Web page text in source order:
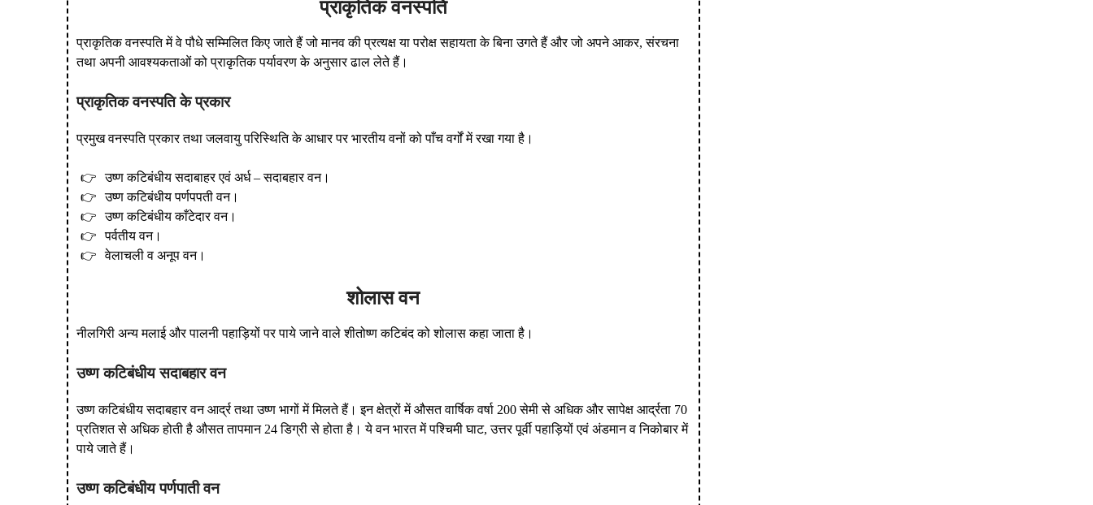
प्राकृतिक वनस्पति
प्राकृतिक वनस्पति में वे पौधे सम्मिलित किए जाते हैं जो मानव की प्रत्यक्ष या परोक्ष सहायता के बिना उगते हैं और जो अपने आकर, संरचना
तथा अपनी आवश्यकताओं को प्राकृतिक पर्यावरण के अनुसार ढाल लेते हैं।
प्राकृतिक वनस्पति के प्रकार
प्रमुख वनस्पति प्रकार तथा जलवायु परिस्थिति के आधार पर भारतीय वनों को पाँच वर्गों में रखा गया है।
उष्ण कटिबंधीय सदाबाहर एवं अर्ध – सदाबहार वन।
उष्ण कटिबंधीय पर्णपपती वन।
उष्ण कटिबंधीय काँटेदार वन।
पर्वतीय वन।
वेलाचली व अनूप वन।
शोलास वन
नीलगिरी अन्य मलाई और पालनी पहाड़ियों पर पाये जाने वाले शीतोष्ण कटिबंद को शोलास कहा जाता है।
उष्ण कटिबंधीय सदाबहार वन
उष्ण कटिबंधीय सदाबहार वन आर्द्र तथा उष्ण भागों में मिलते हैं। इन क्षेत्रों में औसत वार्षिक वर्षा 200 सेमी से अधिक और सापेक्ष आर्द्रता 70
प्रतिशत से अधिक होती है औसत तापमान 24 डिग्री से होता है। ये वन भारत में पश्चिमी घाट, उत्तर पूर्वी पहाड़ियों एवं अंडमान व निकोबार में
पाये जाते हैं।
उष्ण कटिबंधीय पर्णपाती वन